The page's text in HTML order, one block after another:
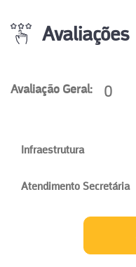
Avaliações
Avaliação Geral: 0
Infraestrutura
Atendimento Secretária